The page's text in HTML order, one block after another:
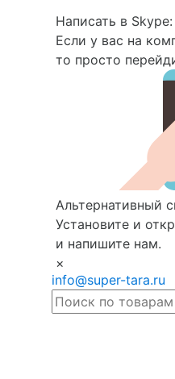
Написать в Skype:
Если у вас на
то просто
Альтернативный
Установите и
и напишите нам.
×
info@super-tara.ru